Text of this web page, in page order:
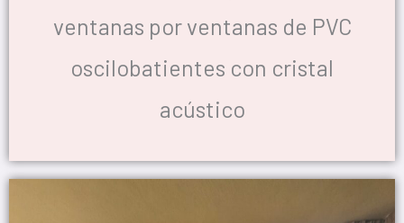
ventanas por ventanas de PVC
oscilobatientes con cristal
acústico